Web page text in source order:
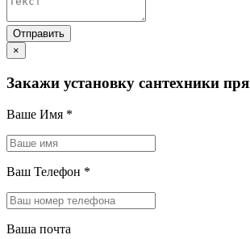
×
Закажи установку сантехники
Ваше Имя *
Ваш Телефон *
Ваша почта